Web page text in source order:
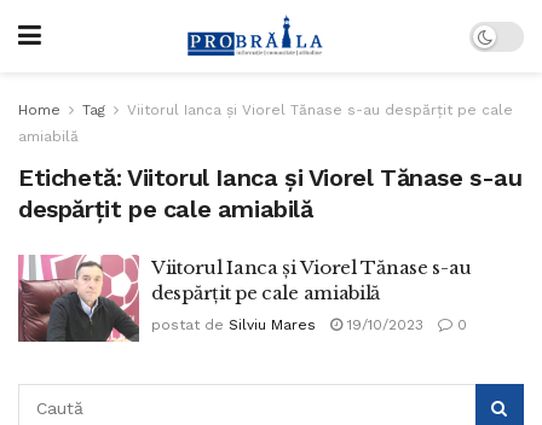
Home Tag
Viitorul Ianca și Viorel Tănase s-au despărțit pe cale
amiabilă
Etichetă: Viitorul Ianca și Viorel Tănase s-au
despărțit pe cale amiabilă
Viitorul Ianca și Viorel Tănase s-au
despărțit pe cale amiabilă
postat de Silviu Mares 19/10/2023 0